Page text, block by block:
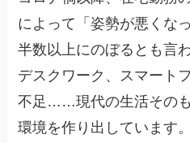
によって「姿勢が悪くな
半数以上にのぼるとも言
デスクワーク、スマート
不足……現代の生活その
環境を作り出しています。